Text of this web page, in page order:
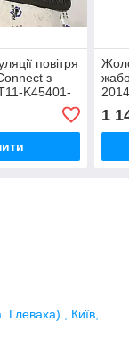
повітря
з
K45401-
1
Глеваха) , Київ,